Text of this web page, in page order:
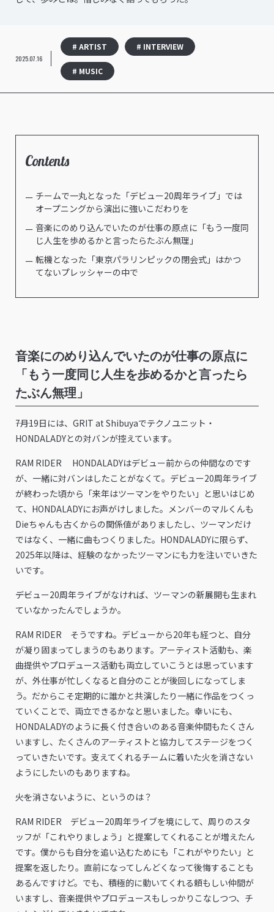
2025.07.16
# ARTIST # INTERVIEW
# MUSIC
Contents
チームで一丸となった「デビュー20周年ライブ」では
オープニングから演出に強いこだわりを
音楽にのめり込んでいたのが仕事の原点に「もう一度同
じ人生を歩めるかと言ったらたぶん無理」
転機となった「東京パラリンピックの閉会式」はかつ
てないプレッシャーの中で
音楽にのめり込んでいたのが仕事の原点に
「もう一度同じ人生を歩めるかと言ったら
たぶん無理」
――7月19日には、GRIT at Shibuyaでテクノユニット・
HONDALADYとの対バンが控えています。
RAM RIDER HONDALADYはデビュー前からの仲間なのです
が、一緒に対バンはしたことがなくて。デビュー20周年ライブ
が終わった頃から「来年はツーマンをやりたい」と思いはじめ
て、HONDALADYにお声がけしました。メンバーのマルくんも
Dieちゃんも古くからの関係値がありましたし、ツーマンだけ
ではなく、一緒に曲もつくりました。HONDALADYに限らず、
2025年以降は、経験のなかったツーマンにも力を注いでいきた
いです。
――デビュー20周年ライブがなければ、ツーマンの新展開も生まれ
ていなかったんでしょうか。
RAM RIDER そうですね。デビューから20年も経つと、自分
が凝り固まってしまうのもあります。アーティスト活動も、楽
曲提供やプロデュース活動も両立していこうとは思っています
が、外仕事が忙しくなると自分のことが後回しになってしま
う。だからこそ定期的に誰かと共演したり一緒に作品をつくっ
ていくことで、両立できるかなと思いました。幸いにも、
HONDALADYのように長く付き合いのある音楽仲間もたくさん
いますし、たくさんのアーティストと協力してステージをつく
っていきたいです。支えてくれるチームに着いた火を消さない
ようにしたいのもありますね。
――火を消さないように、というのは？
RAM RIDER デビュー20周年ライブを境にして、周りのスタ
ッフが「これやりましょう」と提案してくれることが増えたん
です。僕からも自分を追い込むためにも「これがやりたい」と
提案を返したり。直前になってしんどくなって後悔することも
あるんですけど。でも、積極的に動いてくれる頼もしい仲間が
いますし、音楽提供やプロデュースもしっかりこなしつつ、チ